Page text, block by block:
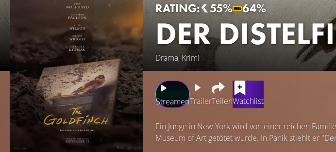
RATING: 55% 64%
DER
Drama, Krimi
StreamenTrailerTeilenWatchlist
Ein Junge in New York wird von einer reichen
Museum of Art getötet wurde. In Panik stiehlt er